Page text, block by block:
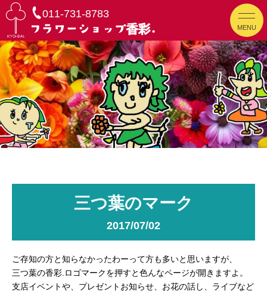
011-731-8783
MENU
三つ葉のマーク
2017/07/02
ご存知の方と知らなかったわーって方も多いと思いますが、
三つ葉の香彩.ロゴマークを押すと色んなページが開きますよ。
支店イベントや、プレゼントお知らせ、お花の話し、ライブなど